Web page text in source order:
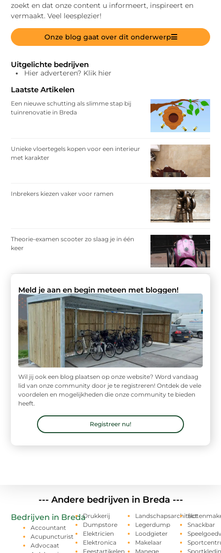
zoekt en dat onze content u informeert, inspireert en
vermaakt. Veel leesplezier!
Onze blog gaat over dit onderwerp
Uitgelichte bedrijven
Hier adverteren? Klik hier
Laatste Artikelen
Een nieuwe schutting als slimme stap bij
tuinrenovatie in Breda
Unieke vloertegels kopen voor een interieur
met karakter
Inbrekers kiezen vaker voor ramen
Theorie-examen scooter zo slaag je in één
keer
Meld je aan en begin meteen met bloggen!
Wil jij ook een blog plaatsen op onze website? Word vandaag
lid van onze community door je te registreren! Ontdek de vele
voordelen en mogelijkheden die onze community te bieden
heeft.
Registreer nu!
--- Andere bedrijven in Breda ---
Bedrijven in Breda
Accountant
Acupuncturist
Advocaat
Drukkerij
Dumpstore
Elektricien
Elektronica
Feestartikelen
Landschapsarchitect
Legerdump
Loodgieter
Makelaar
Manege
Snackbar